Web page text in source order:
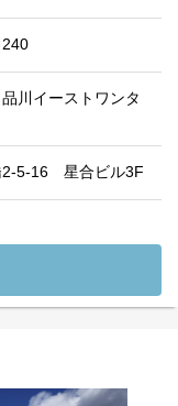
川イーストワンタ
2-5-16 星合ビル3F